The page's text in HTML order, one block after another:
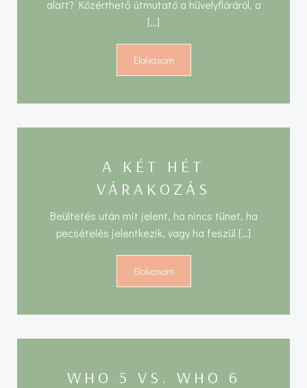
alatt? Közérthető útmutató a hüvelyflóráról, a
[…]
Elolvasom
A KÉT HÉT
VÁRAKOZÁS
Beültetés után mit jelent, ha nincs tünet, ha
pecsételés jelentkezik, vagy ha feszül […]
Elolvasom
WHO 5 VS. WHO 6